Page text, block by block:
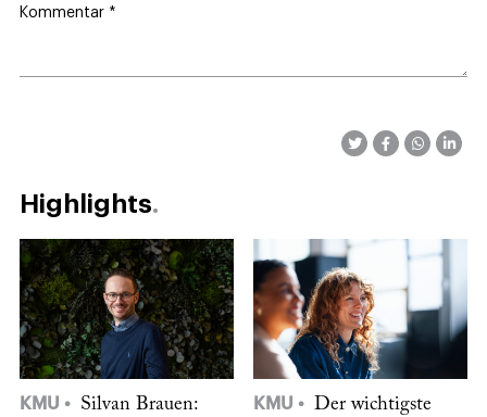
Kommentar *
Highlights
KMU
Silvan Brauen:
KMU
Der wichtigste